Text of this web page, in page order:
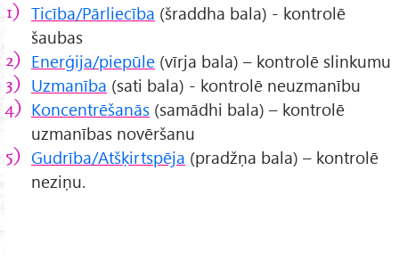
Ticība/Pārliecība (šraddha bala) - kontrolē
šaubas
Enerģija/piepūle (vīrja bala) – kontrolē slinkumu
Uzmanība (sati bala) - kontrolē neuzmanību
Koncentrēšanās (samādhi bala) – kontrolē
uzmanības novēršanu
Gudrība/Atšķirtspēja (pradžņa bala) – kontrolē
neziņu.